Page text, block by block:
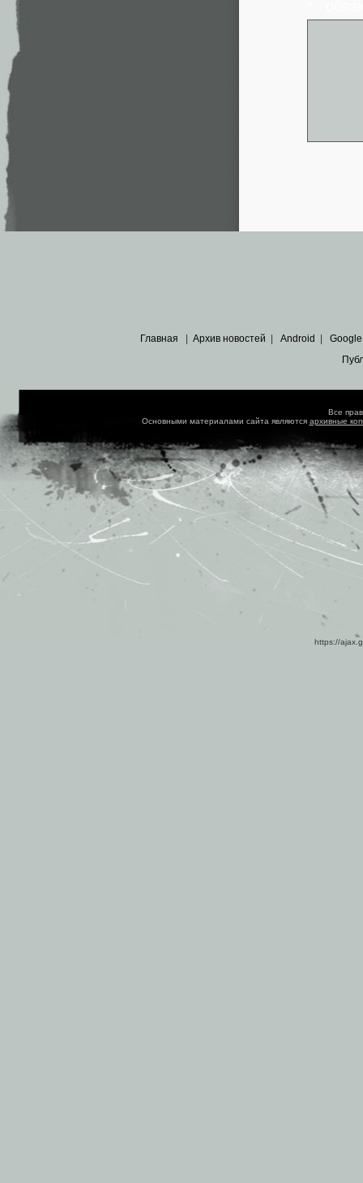
Главная | Архив новостей | Android | Google
Все
Основными материалами сайта являются архивные
https://